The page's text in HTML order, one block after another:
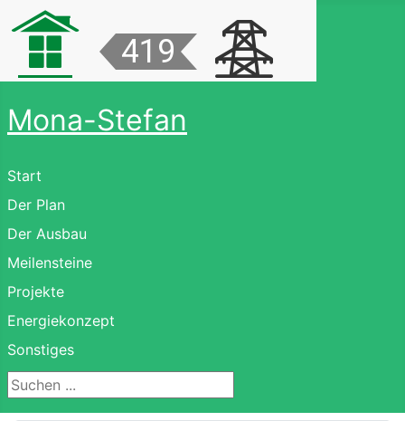
Mona-Stefan
Start
Der Plan
Der Ausbau
Meilensteine
Projekte
Energiekonzept
Sonstiges
Suchen ...